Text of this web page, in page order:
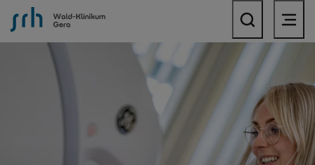
SRH Wald-Klinikum Gera